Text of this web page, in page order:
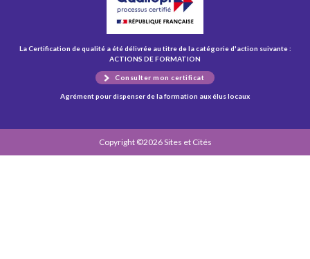
La Certification de qualité a été délivrée au titre de la catégorie d'action suivante :
ACTIONS DE FORMATION
Consulter mon certificat
Agrément pour dispenser de la formation aux élus locaux
Copyright ©2026 Sites et Cités